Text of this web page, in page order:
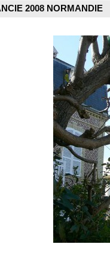
2008 NORMANDIE